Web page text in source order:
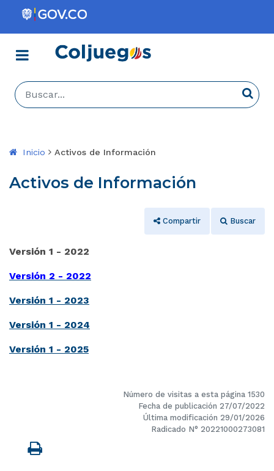
Coljuegos
Menú
Buscar...
Inicio Activos de Información
Activos de Información
Compartir Buscar
Versión 1 - 2022
Versión 2 - 2022
Versión 1 - 2023
Versión 1 - 2024
Versión 1 - 2025
Número de visitas a esta página 1530
Fecha de publicación 27/07/2022
Última modificación 29/01/2026
Radicado N° 20221000273081